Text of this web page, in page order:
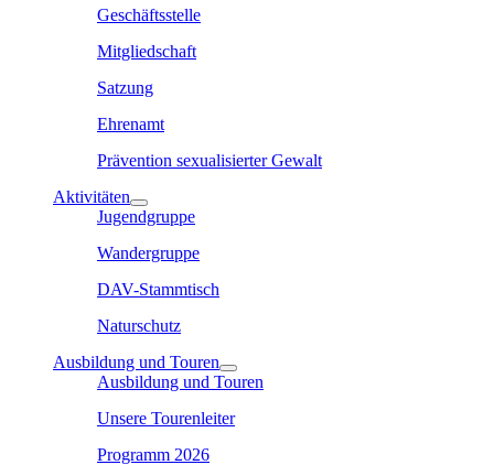
Geschäftsstelle
Mitgliedschaft
Satzung
Ehrenamt
Prävention sexualisierter Gewalt
Aktivitäten
Jugendgruppe
Wandergruppe
DAV-Stammtisch
Naturschutz
Ausbildung und Touren
Ausbildung und Touren
Unsere Tourenleiter
Programm 2026